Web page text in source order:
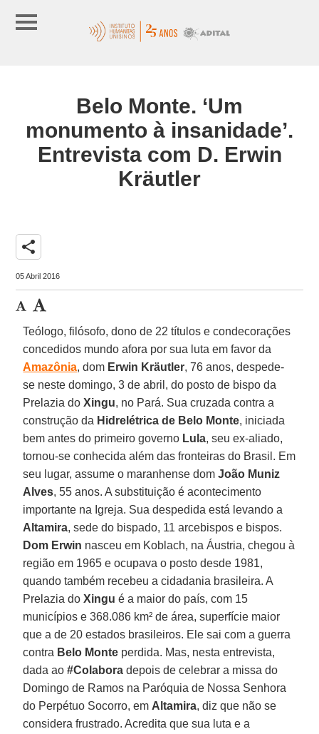
Belo Monte. ‘Um
monumento à insanidade’.
Entrevista com D. Erwin
Kräutler
share
05 Abril 2016
Teólogo, filósofo, dono de 22 títulos e condecorações
concedidos mundo afora por sua luta em favor da
Amazônia, dom Erwin Kräutler, 76 anos, despede-
se neste domingo, 3 de abril, do posto de bispo da
Prelazia doXingu, no Pará. Sua cruzada contra a
construção da Hidrelétrica de Belo Monte, iniciada
bem antes do primeiro governo Lula, seu ex-aliado,
tornou-se conhecida além das fronteiras do Brasil. Em
seu lugar, assume o maranhense domJoão Muniz
Alves, 55 anos. A substituição é acontecimento
importante na Igreja. Sua despedida está levando a
Altamira, sede do bispado, 11 arcebispos e bispos.
Dom Erwin nasceu em Koblach, na Áustria, chegou à
região em 1965 e ocupava o posto desde 1981,
quando também recebeu a cidadania brasileira. A
Prelazia doXingu é a maior do país, com 15
municípios e 368.086 km² de área, superfície maior
que a de 20 estados brasileiros. Ele sai com a guerra
contra Belo Monte perdida. Mas, nesta entrevista,
dada ao#Colabora depois de celebrar a missa do
Domingo de Ramos na Paróquia de Nossa Senhora
do Perpétuo Socorro, em Altamira, diz que não se
considera frustrado. Acredita que sua luta e a